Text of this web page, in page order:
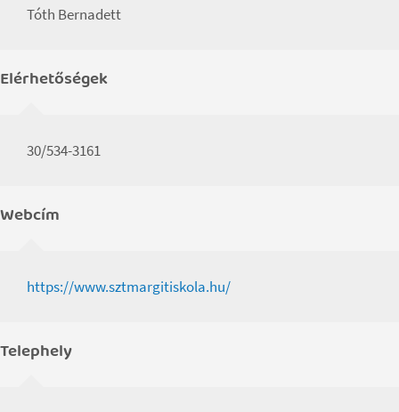
Tóth Bernadett
Elérhetőségek
30/534-3161
Webcím
https://www.sztmargitiskola.hu/
Telephely